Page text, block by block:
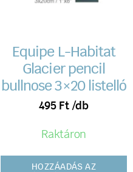
Equipe L-Habitat
Glacier pencil
bullnose 3×20 listelló
495 Ft /db
Raktáron
HOZZÁADÁS AZ